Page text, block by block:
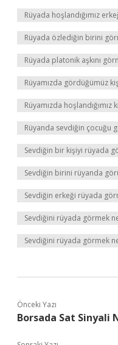
Rüyada hoşlandığımız
Rüyada özlediğin birini
Rüyada platonik aşkını
Rüyamızda gördüğümüz
Rüyamızda
Rüyanda sevdiğin çocuğu
Sevdiğin bir kişiyi rüyada
Sevdiğin birini rüyanda
Sevdiğin erkeği rüyada
Sevdiğini rüyada görmek
Sevdiğini rüyada görmek
Önceki Yazı
Borsada Sat Sinyali